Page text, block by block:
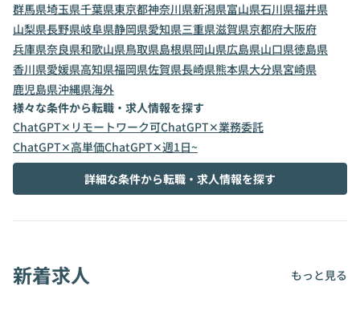
群馬県埼玉県千葉県東京都神奈川県新潟県富山県石川県福井県
山梨県長野県岐阜県静岡県愛知県三重県滋賀県京都府大阪府
兵庫県奈良県和歌山県鳥取県島根県岡山県広島県山口県徳島県
香川県愛媛県高知県福岡県佐賀県長崎県熊本県大分県宮崎県
鹿児島県沖縄県海外
様々な条件から転職・求人情報を探す
ChatGPT✕リモートワーク可ChatGPT✕業務委託
ChatGPT✕高単価ChatGPT✕週1日~
詳細な条件から転職・求人情報を探す
新着求人 もっと見る